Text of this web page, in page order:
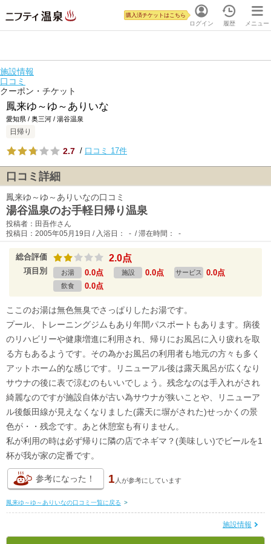
ログイン
購入済チケットはこちら
履歴 メニュー
施設情報
口コミ
クーポン・チケット
鳳来ゆ～ゆ～ありいな
愛知県 / 奥三河 / 湯谷温泉
日帰り
2.7 / 口コミ 17件
口コミ詳細
鳳来ゆ～ゆ～ありいなの口コミ
湯谷温泉のお手軽日帰り温泉
投稿者：田吾作さん
投稿日：2005年05月19日 / 入浴日： - / 滞在時間： -
総合評価 2.0点
項目別 お湯 0.0点 施設 0.0点 サービス 0.0点
飲食 0.0点
ここのお湯は無色無臭でさっぱりしたお湯です。
プール、トレーニングジムもあり年間パスポートもあります。病後
のリハビリーや健康増進に利用され、帰りにお風呂に入り疲れを取
る方もあるようです。その為かお風呂の利用者も地元の方々も多く
アットホーム的な感じです。リニューアル後は露天風呂が広くなり
サウナの後に表で涼むのもいいでしょう。残念なのは手入れがされ
綺麗なのですが施設自体が古い為サウナが狭いことや、リニューア
ル後飯田線が見えなくなりました(露天に塀がされた)せっかくの景
色が・・残念です。あと休憩室も有りません。
私が利用の時は必ず帰りに隣の店でネギマ？(美味しい)でビールを1
杯が我が家の定番です。
参考になった！ 1 人が参考にしています
鳳来ゆ～ゆ～ありいなの口コミ一覧に戻る >
施設情報